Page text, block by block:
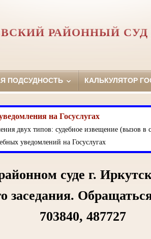
РАЙОННЫЙ СУД
ПОДСУДНОСТЬ КАЛЬКУЛЯТОР
на Госуслугах
двух типов: судебное извещение (вызов в
уведомлений на Госуслугах
суде г.
заседания.
703840, 487727